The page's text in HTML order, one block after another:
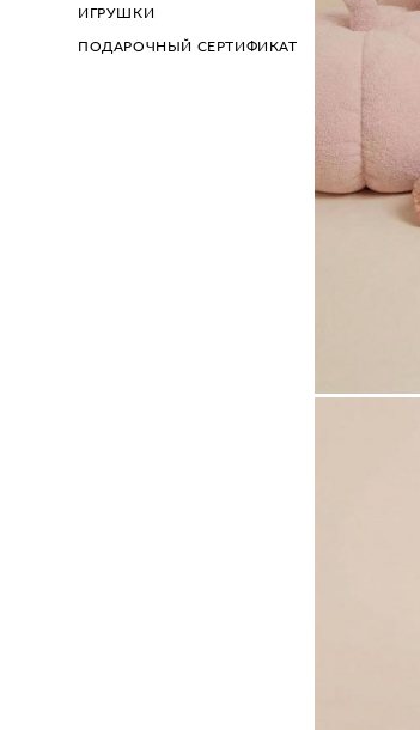
ИГРУШКИ
ПОДАРОЧНЫЙ СЕРТИФИКАТ